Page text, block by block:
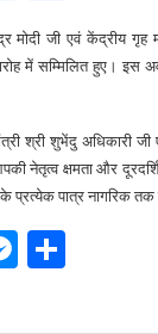
जी एवं केंद्रीय गृह
में सम्मिलित हुए। इस
श्री शुभेंदु अधिकारी
नेतृत्व क्षमता और
प्रत्येक पात्र नागरिक